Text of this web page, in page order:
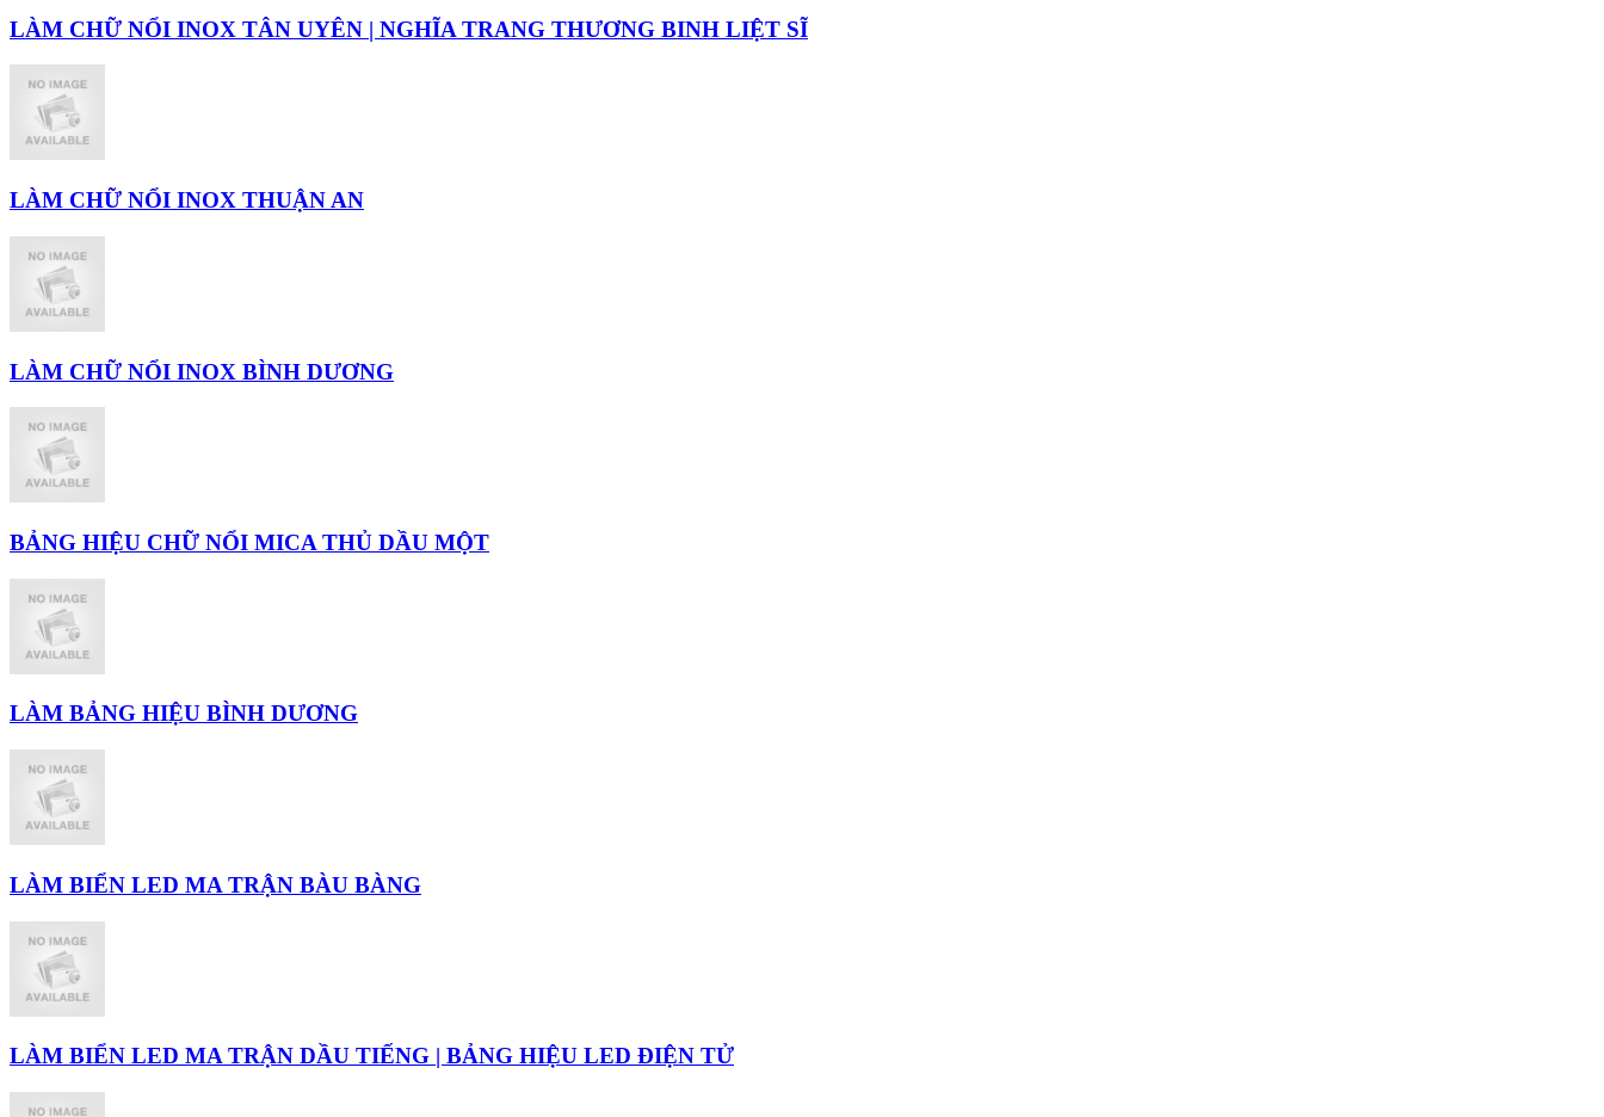
LÀM CHỮ NỔI INOX TÂN UYÊN | NGHĨA TRANG THƯƠNG BINH LIỆT SĨ
LÀM CHỮ NỔI INOX THUẬN AN
LÀM CHỮ NỔI INOX BÌNH DƯƠNG
BẢNG HIỆU CHỮ NỔI MICA THỦ DẦU MỘT
LÀM BẢNG HIỆU BÌNH DƯƠNG
LÀM BIỂN LED MA TRẬN BÀU BÀNG
LÀM BIỂN LED MA TRẬN DẦU TIẾNG | BẢNG HIỆU LED ĐIỆN TỬ